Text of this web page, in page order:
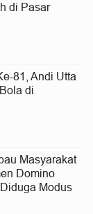
di Pasar
81, Andi Utta
di
Masyarakat
Domino
Modus